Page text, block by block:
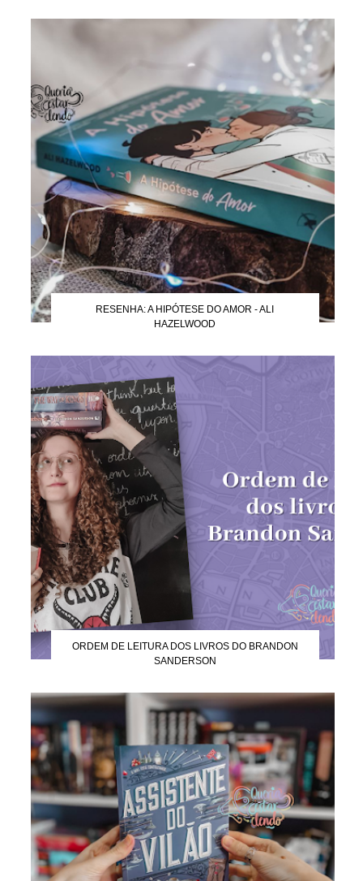
RESENHA: A HIPÓTESE DO AMOR - ALI
HAZELWOOD
ORDEM DE LEITURA DOS LIVROS DO BRANDON
SANDERSON